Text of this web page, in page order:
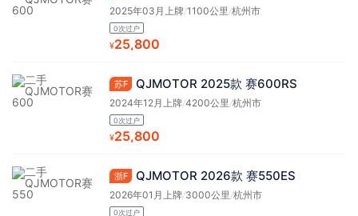
2025年03月上牌/1100公里 /杭州市
0次过户
¥25,800
苏F QJMOTOR 2025款 赛600RS
2024年12月上牌/4200公里 /杭州市
0次过户
¥25,800
浙F QJMOTOR 2026款 赛550ES
2026年01月上牌/3000公里 /杭州市
0次过户